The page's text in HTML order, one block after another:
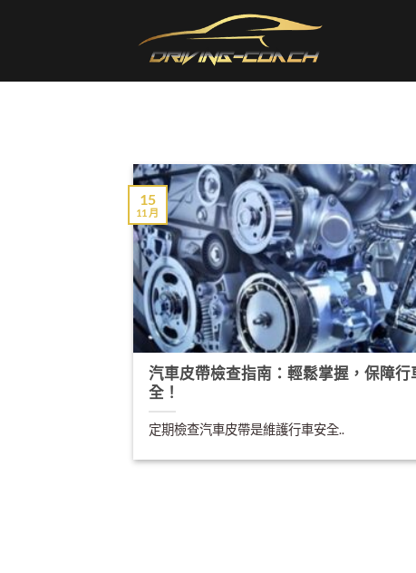
汽車皮帶檢查指南：輕鬆掌握，保障行
全！
定期檢查汽車皮帶是維護行車安全..
15
11 月